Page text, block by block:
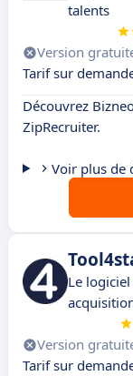
talents
Version
Tarif sur
Découvrez
ZipRecruiter.
Voir plus de
Le
Version
Tarif sur